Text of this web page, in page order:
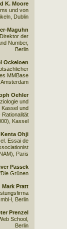
K. Moore
und von
Dublin
Maguhn
der
Number,
Berlin
Ockeloen
MMBase
Oehler
und
und
Kassel
Kenta Ohji
Essai de
Paris
Passek
Grünen
Mark Pratt
Berlin
Prenzel
School,
Berlin